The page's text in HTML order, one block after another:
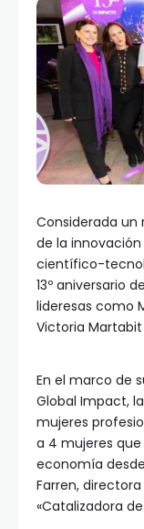
Considerada
de la
científico-
13º aniversario
lideresas como
Victoria
En el marco de
Global Impact,
mujeres
a 4 mujeres
economía
Farren,
«Catalizadora